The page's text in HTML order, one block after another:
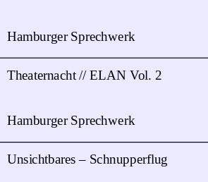
Hamburger Sprechwerk
Hamburger Sprechwerk
Theaternacht // ELAN Vol. 2
Unsichtbares – Schnupperflug